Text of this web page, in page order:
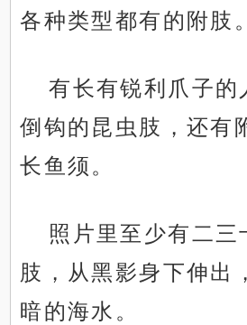
各种类型都有的附肢。
有长有锐利爪子的
倒钩的昆虫肢，还有
长鱼须。
照片里至少有二三
肢，从黑影身下伸出
暗的海水。